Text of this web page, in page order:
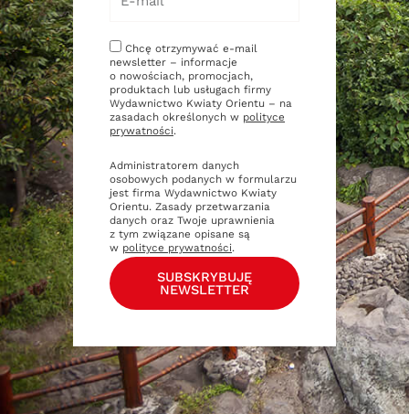
Chcę otrzymywać e-mail
newsletter – informacje
o nowościach, promocjach,
produktach lub usługach firmy
Wydawnictwo Kwiaty Orientu – na
zasadach określonych w polityce
prywatności.
Administratorem danych
osobowych podanych w formularzu
jest firma Wydawnictwo Kwiaty
Orientu. Zasady przetwarzania
danych oraz Twoje uprawnienia
z tym związane opisane są
w polityce prywatności.
SUBSKRYBUJĘ
NEWSLETTER